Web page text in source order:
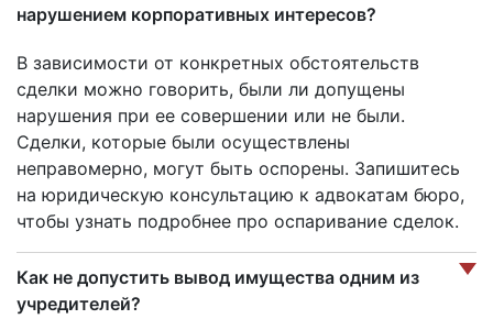
нарушением корпоративных интересов?
В зависимости от конкретных обстоятельств
сделки можно говорить, были ли допущены
нарушения при ее совершении или не были.
Сделки, которые были осуществлены
неправомерно, могут быть оспорены. Запишитесь
на юридическую консультацию к адвокатам бюро,
чтобы узнать подробнее про оспаривание сделок.
Как не допустить вывод имущества одним из
учредителей?